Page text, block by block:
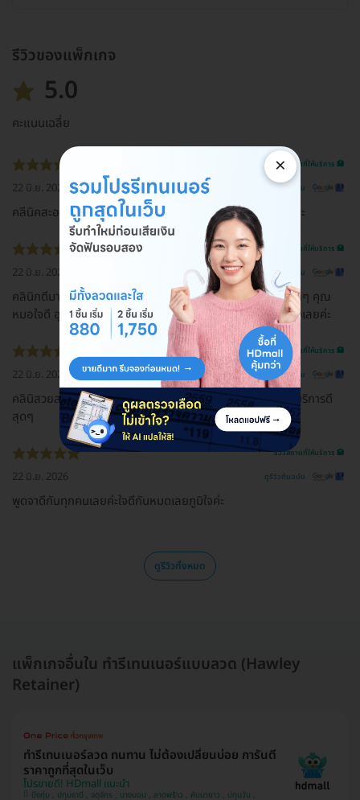
รีวิวของแพ็กเกจ
5.0
คะแนนเฉลี่ย
รีวิวสถานที่ให้บริการ 🏥
22 มิ.ย. 2026 ดูรีวิวต้นฉบับ
คลีนิคสะอาดมากค่ะ บริการดี คุณหมอน่ารัก ให้คำแนะนำดีมากค่ะ
รีวิวสถานที่ให้บริการ 🏥
22 มิ.ย. 2026 ดูรีวิวต้นฉบับ
คลินิกดีมากๆค่ะ พี่พนักงานใจดีเป็นกันเองมากๆ คลินิกสวยมากๆ คุณ
หมอใจดี อุปกรณ์สะอาด คุณหมอเต็มใจให้ถามแนะนำให้ทุกเรื่องเลยค่ะ
รีวิวสถานที่ให้บริการ 🏥
22 มิ.ย. 2026 ดูรีวิวต้นฉบับ
คลินิสวยสะอาดมากๆค่ะ คุณหมอที่เป็นเจ้าของดูแลดีมากๆค่ะ บริการดี
สุดๆ
รีวิวสถานที่ให้บริการ 🏥
22 มิ.ย. 2026 ดูรีวิวต้นฉบับ
พูดจาดีกันทุกคนเลยค่ะใจดีกันหมดเลยภูมิใจค่ะ
ดูรีวิวทั้งหมด
แพ็กเกจอื่นใน ทำรีเทนเนอร์แบบลวด (Hawley
Retainer)
ทำรีเทนเนอร์ลวด ทนทาน ไม่ต้องเปลี่ยนบ่อย การันตี
ราคาถูกที่สุดในเว็บ
โปรขายดี! HDmall แนะนำ
บึงกุ่ม , ปทุมธานี , จตุจักร , บางบอน , ลาดพร้าว , คันนายาว , ปทุมวัน ,
×